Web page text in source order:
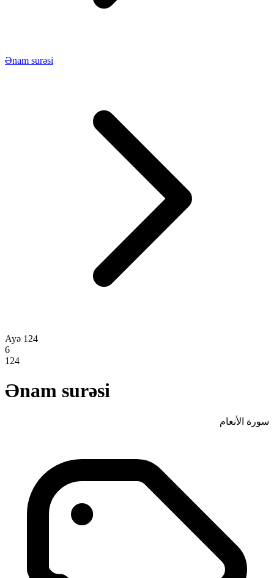
Ənam surəsi
Ayə 124
6
124
Ənam surəsi
سورة الأنعام